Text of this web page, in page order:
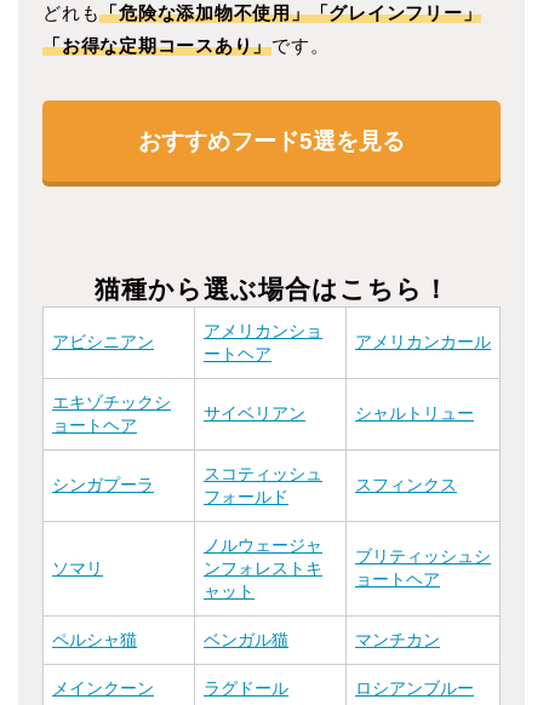
どれも「危険な添加物不使用」「グレインフリー」
「お得な定期コースあり」です。
おすすめフード5選を見る
猫種から選ぶ場合はこちら！
アビシニアン
アメリカンショ
ートヘア
アメリカンカール
エキゾチックシ
ョートヘア
サイベリアン シャルトリュー
シンガプーラ
スコティッシュ
フォールド
スフィンクス
ソマリ
ノルウェージャ
ンフォレストキ
ャット
ブリティッシュシ
ョートヘア
ペルシャ猫 ベンガル猫 マンチカン
メインクーン ラグドール ロシアンブルー